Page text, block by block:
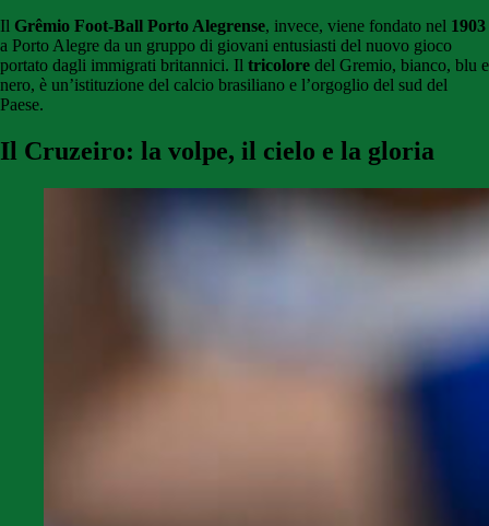
Il Grêmio Foot-Ball Porto Alegrense, invece, viene fondato nel 1903
a Porto Alegre da un gruppo di giovani entusiasti del nuovo gioco
portato dagli immigrati britannici. Il tricolore del Gremio, bianco, blu e
nero, è un’istituzione del calcio brasiliano e l’orgoglio del sud del
Paese.
Il Cruzeiro: la volpe, il cielo e la gloria